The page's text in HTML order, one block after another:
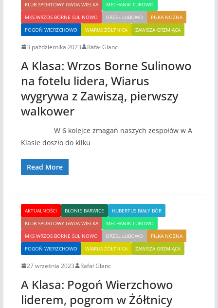
KLUB SPORTOWY GWDA WIELKA
MECHANIK TUROWO
MKS WRZOS BORNE SULINOWO
ORZEŁ ŁUBOWO
PIŁKA NOŻNA
POGOŃ WIERZCHOWO
WIARUS ŻÓŁTNICA ZAWISZA GRZMIĄCA
3 października 2023 Rafał Glanc
A Klasa: Wrzos Borne Sulinowo
na fotelu lidera, Wiarus
wygrywa z Zawiszą, pierwszy
walkower
W 6 kolejce zmagań naszych zespołów w A
Klasie doszło do kilku
Read More
AKTUALNOŚCI BŁONIE BARWICE
HUBERTUS BIAŁY BÓR
KLUB SPORTOWY GWDA WIELKA
MECHANIK TUROWO
MKS WRZOS BORNE SULINOWO
ORZEŁ ŁUBOWO
PIŁKA NOŻNA
POGOŃ WIERZCHOWO
WIARUS ŻÓŁTNICA ZAWISZA GRZMIĄCA
27 września 2023 Rafał Glanc
A Klasa: Pogoń Wierzchowo
liderem, pogrom w Żółtnicy